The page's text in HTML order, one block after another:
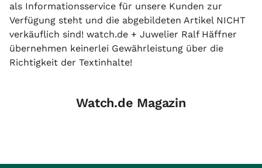
als Informationsservice für unsere Kunden zur
Verfügung steht und die abgebildeten Artikel NICHT
verkäuflich sind! watch.de + Juwelier Ralf Häffner
übernehmen keinerlei Gewährleistung über die
Richtigkeit der Textinhalte!
Watch.de Magazin